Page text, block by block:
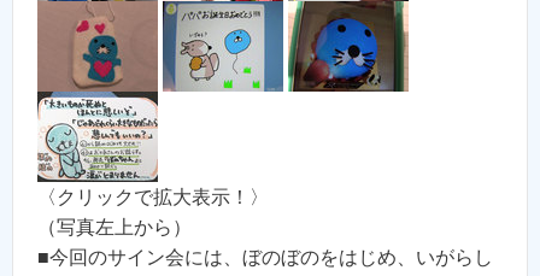
〈クリックで拡大表示！〉
（写真左上から）
■今回のサイン会には、ぼのぼのをはじめ、いがらし